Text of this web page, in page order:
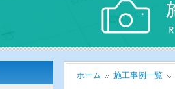
ホーム 施工事例一覧